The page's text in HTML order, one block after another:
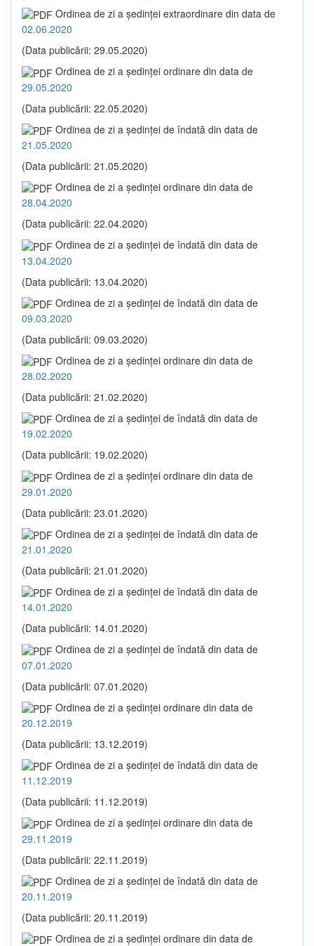
Ordinea de zi a şedinţei extraordinare din data de
02.06.2020
(Data publicării: 29.05.2020)
Ordinea de zi a şedinţei ordinare din data de
29.05.2020
(Data publicării: 22.05.2020)
Ordinea de zi a şedinţei de îndată din data de
21.05.2020
(Data publicării: 21.05.2020)
Ordinea de zi a şedinţei ordinare din data de
28.04.2020
(Data publicării: 22.04.2020)
Ordinea de zi a şedinţei de îndată din data de
13.04.2020
(Data publicării: 13.04.2020)
Ordinea de zi a şedinţei de îndată din data de
09.03.2020
(Data publicării: 09.03.2020)
Ordinea de zi a şedinţei ordinare din data de
28.02.2020
(Data publicării: 21.02.2020)
Ordinea de zi a şedinţei de îndată din data de
19.02.2020
(Data publicării: 19.02.2020)
Ordinea de zi a şedinţei ordinare din data de
29.01.2020
(Data publicării: 23.01.2020)
Ordinea de zi a şedinţei de îndată din data de
21.01.2020
(Data publicării: 21.01.2020)
Ordinea de zi a şedinţei de îndată din data de
14.01.2020
(Data publicării: 14.01.2020)
Ordinea de zi a şedinţei de îndată din data de
07.01.2020
(Data publicării: 07.01.2020)
Ordinea de zi a şedinţei ordinare din data de
20.12.2019
(Data publicării: 13.12.2019)
Ordinea de zi a şedinţei de îndată din data de
11.12.2019
(Data publicării: 11.12.2019)
Ordinea de zi a şedinţei ordinare din data de
29.11.2019
(Data publicării: 22.11.2019)
Ordinea de zi a şedinţei de îndată din data de
20.11.2019
(Data publicării: 20.11.2019)
Ordinea de zi a şedinţei ordinare din data de